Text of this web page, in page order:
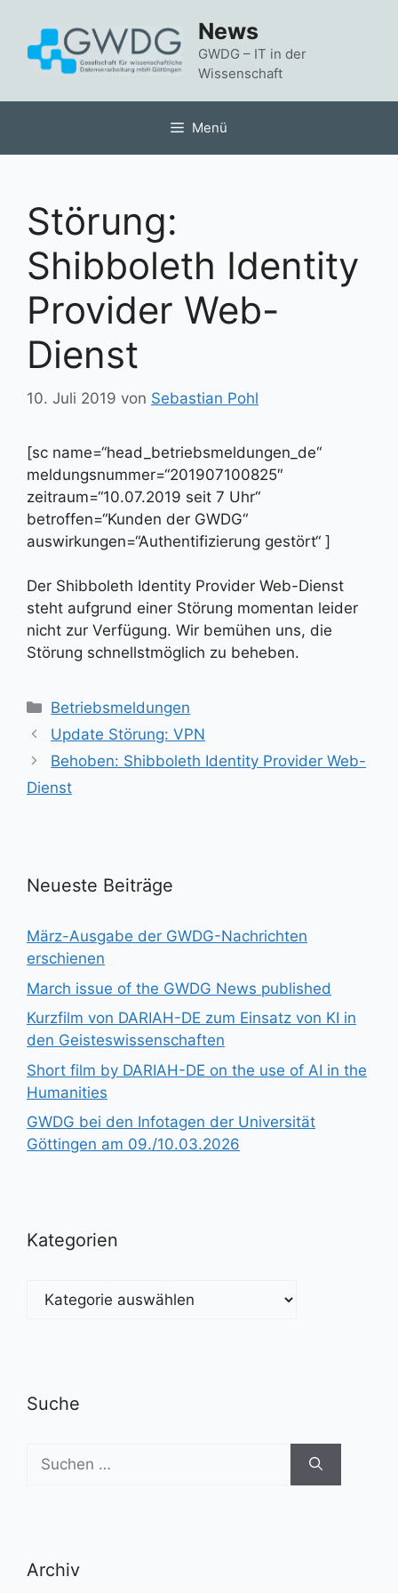
springen
News
GWDG – IT in der
Wissenschaft
Menü
Störung:
Shibboleth Identity
Provider Web-
Dienst
10. Juli 2019 von Sebastian Pohl
[sc name=“head_betriebsmeldungen_de“
meldungsnummer=“201907100825″
zeitraum=“10.07.2019 seit 7 Uhr“
betroffen=“Kunden der GWDG“
auswirkungen=“Authentifizierung gestört“ ]
Der Shibboleth Identity Provider Web-Dienst
steht aufgrund einer Störung momentan leider
nicht zur Verfügung. Wir bemühen uns, die
Störung schnellstmöglich zu beheben.
Kategorien
Betriebsmeldungen
Update Störung: VPN
Behoben: Shibboleth Identity Provider Web-
Dienst
Neueste Beiträge
März-Ausgabe der GWDG-Nachrichten
erschienen
March issue of the GWDG News published
Kurzfilm von DARIAH-DE zum Einsatz von KI in
den Geisteswissenschaften
Short film by DARIAH-DE on the use of AI in the
Humanities
GWDG bei den Infotagen der Universität
Göttingen am 09./10.03.2026
Kategorien
Kategorien
Suche
Suchen
nach:
Archiv